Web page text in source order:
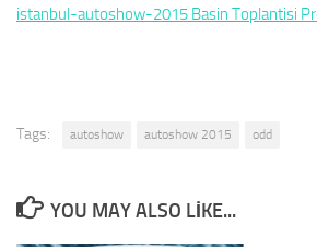
istanbul-autoshow-2015 Basin Toplantisi
Tags: autoshow autoshow 2015 odd
YOU MAY ALSO LIKE...